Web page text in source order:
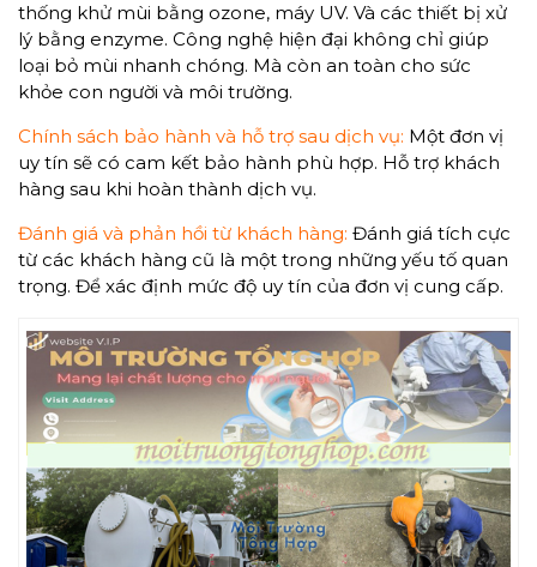
thống khử mùi bằng ozone, máy UV. Và các thiết bị xử
lý bằng enzyme. Công nghệ hiện đại không chỉ giúp
loại bỏ mùi nhanh chóng. Mà còn an toàn cho sức
khỏe con người và môi trường.
Chính sách bảo hành và hỗ trợ sau dịch vụ: Một đơn vị
uy tín sẽ có cam kết bảo hành phù hợp. Hỗ trợ khách
hàng sau khi hoàn thành dịch vụ.
Đánh giá và phản hồi từ khách hàng: Đánh giá tích cực
từ các khách hàng cũ là một trong những yếu tố quan
trọng. Để xác định mức độ uy tín của đơn vị cung cấp.